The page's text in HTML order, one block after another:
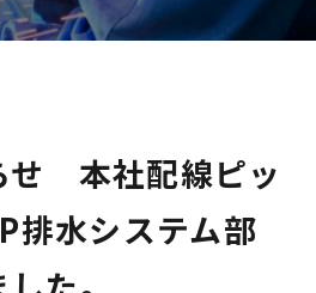
せ 本社配線ピッ
排水システム部